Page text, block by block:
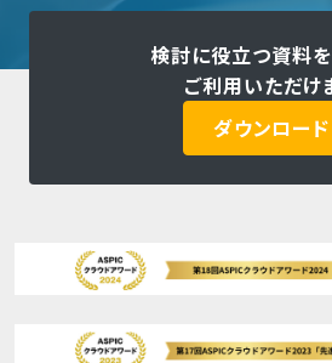
検討に役立つ資料
ご利用いただけ
ダウンロード